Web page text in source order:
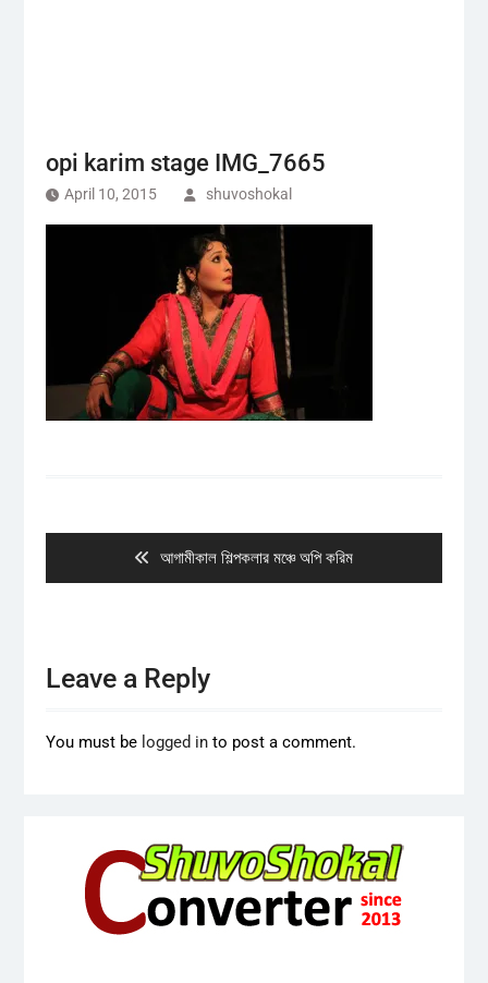
opi karim stage IMG_7665
April 10, 2015 shuvoshokal
Previous
post:
আগামীকাল শিল্পকলার মঞ্চে অপি করিম
Leave a Reply
You must be logged into post a comment.